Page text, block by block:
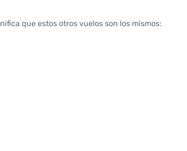
que estos otros vuelos son los mismos: